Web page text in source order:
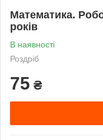
Математика.
років
В наявності
Роздріб
75 ₴